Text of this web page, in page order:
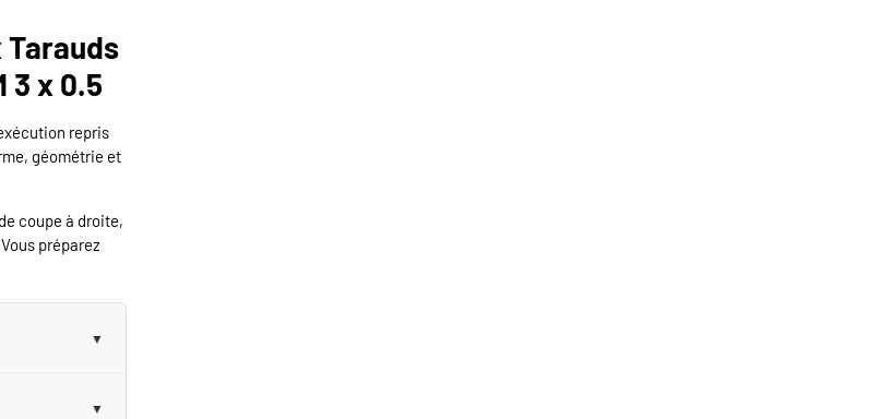
Tarauds
3 x 0.5
repris
géométrie et
coupe à droite,
préparez